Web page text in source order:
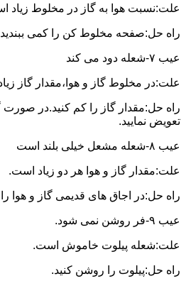
علت:نسبت هوا به گاز در مخلوط زیاد
راه حل:صفحه مخلوط کن را کمی
عیب ۷-شعله دود می کند
علت:در مخلوط گاز و هوا،مقدار گاز
راه حل:مقدار گاز را کم کنید.در صورت
تعویض نمایید.
عیب ۸-شعله مشعل خیلی بلند است
علت:مقدار گاز و هوا هر دو زیاد است.
راه حل:در اجاق های قدیمی گاز و هوا
عیب ۹-فر روشن نمی شود.
علت:شعله پیلوت خاموش است.
راه حل:پیلوت را روشن کنید.